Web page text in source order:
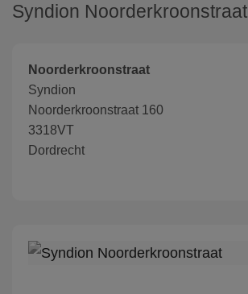
Syndion Noorderkroonstraat
Noorderkroonstraat
Syndion
Noorderkroonstraat 160
3318VT
Dordrecht